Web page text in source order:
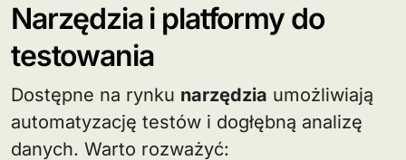
Narzędzia i platformy do
testowania
Dostępne na rynku narzędzia umożliwiają
automatyzację testów i dogłębną analizę
danych. Warto rozważyć: